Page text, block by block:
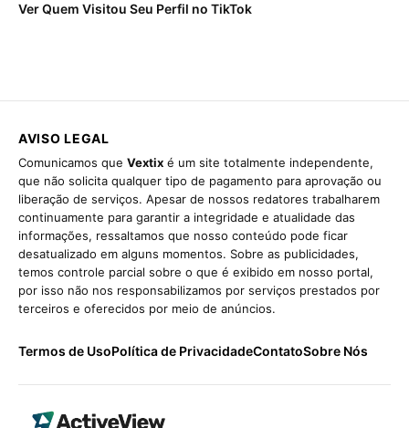
Ver Quem Visitou Seu Perfil no TikTok
AVISO LEGAL
Comunicamos que Vextix é um site totalmente independente,
que não solicita qualquer tipo de pagamento para aprovação ou
liberação de serviços. Apesar de nossos redatores trabalharem
continuamente para garantir a integridade e atualidade das
informações, ressaltamos que nosso conteúdo pode ficar
desatualizado em alguns momentos. Sobre as publicidades,
temos controle parcial sobre o que é exibido em nosso portal,
por isso não nos responsabilizamos por serviços prestados por
terceiros e oferecidos por meio de anúncios.
Termos de UsoPolítica de PrivacidadeContatoSobre Nós